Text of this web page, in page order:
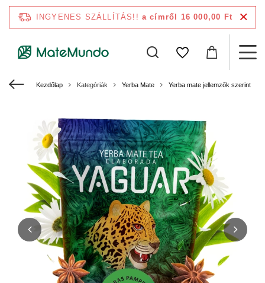
INGYENES SZÁLLÍTÁS!! a címről 16 000,00 Ft
Kezdőlap Kategóriák Yerba Mate Yerba mate jellemzők szerint